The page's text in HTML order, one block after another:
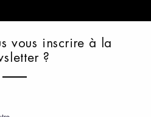
vous i nscrire à
a
?